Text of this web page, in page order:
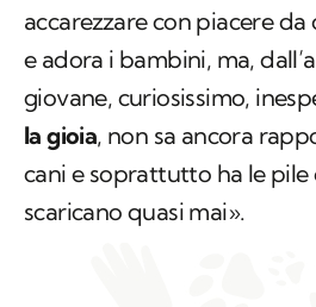
accarezzare con piacere
e adora i bambini, ma,
giovane, curiosissimo,
la gioia, non sa ancora
cani e soprattutto ha le pile
scaricano quasi mai».